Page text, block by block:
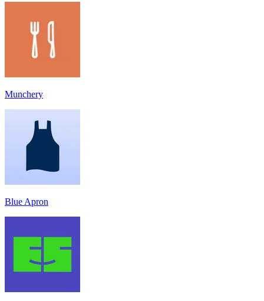
Munchery
Blue Apron